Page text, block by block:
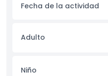
Fecha de la actividad
Adulto
Niño